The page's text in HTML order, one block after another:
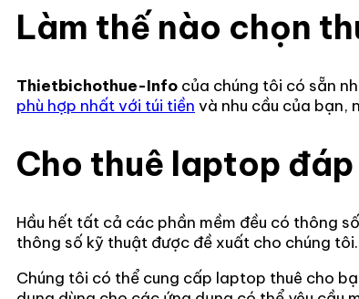
Làm thế nào chọn
Thietbichothue-Info của chúng tôi có sẵn
phù hợp nhất với túi tiền và nhu cầu của bạn,
Cho thuê laptop
Hầu hết tất cả các phần mềm đều có thông
thông số kỹ thuật được đề xuất cho chúng
Chúng tôi có thể cung cấp laptop thuê cho